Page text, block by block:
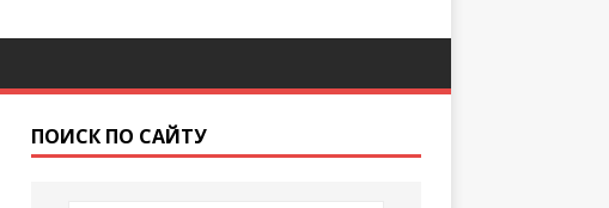
ПОИСК ПО САЙТУ